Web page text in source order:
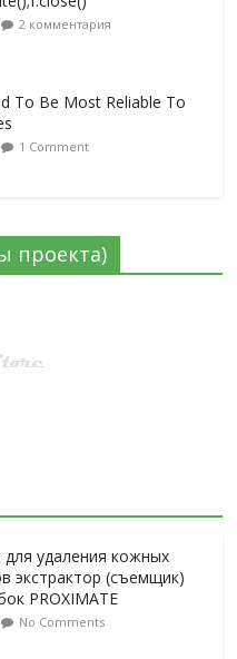
2 комментария
To Be Most Reliable To
1 Comment
проекта)
удаления кожных
экстрактор (съемщик)
PROXIMATE
No Comments